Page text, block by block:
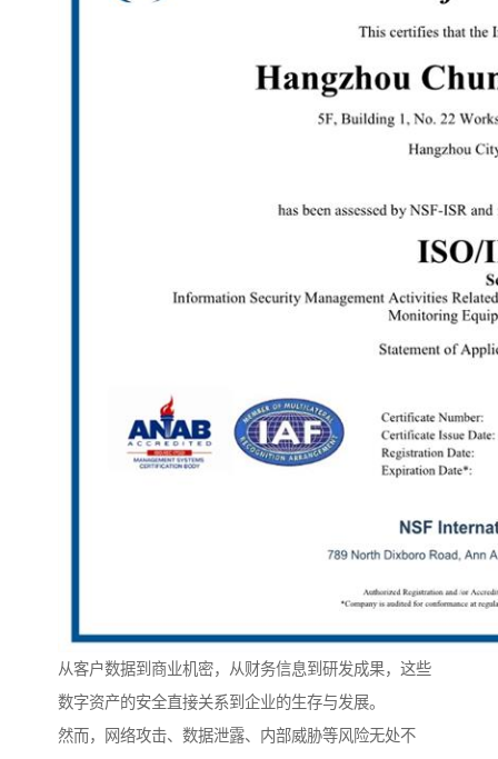
从客户数据到商业机密，从财务信息到研发成果，这些
数字资产的安全直接关系到企业的生存与发展。
然而，网络攻击、数据泄露、内部威胁等风险无处不